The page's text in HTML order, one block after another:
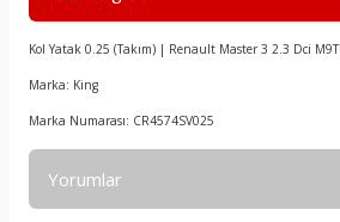
Kol Yatak 0.25 (Takım) | Renault Master 3 2.3 Dci M9T
Marka: King
Marka Numarası: CR4574SV025
Yorumlar